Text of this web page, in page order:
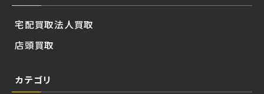
宅配買取
店頭買取
法人買取
カテゴリ